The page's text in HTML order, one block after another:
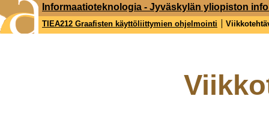
Informaatioteknologia - Jyväskylän yliopiston
TIEA212 Graafisten käyttöliittymien ohjelmointi